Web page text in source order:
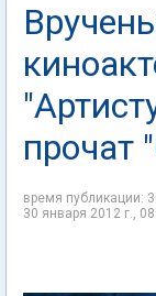
прочат
время публикации:
30 января 2012 г.,